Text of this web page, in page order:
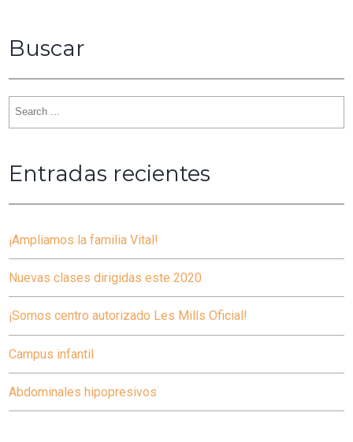
entradas
Buscar
Search
for:
Entradas recientes
¡Ampliamos la familia Vital!
Nuevas clases dirigidas este 2020
¡Somos centro autorizado Les Mills Oficial!
Campus infantil
Abdominales hipopresivos